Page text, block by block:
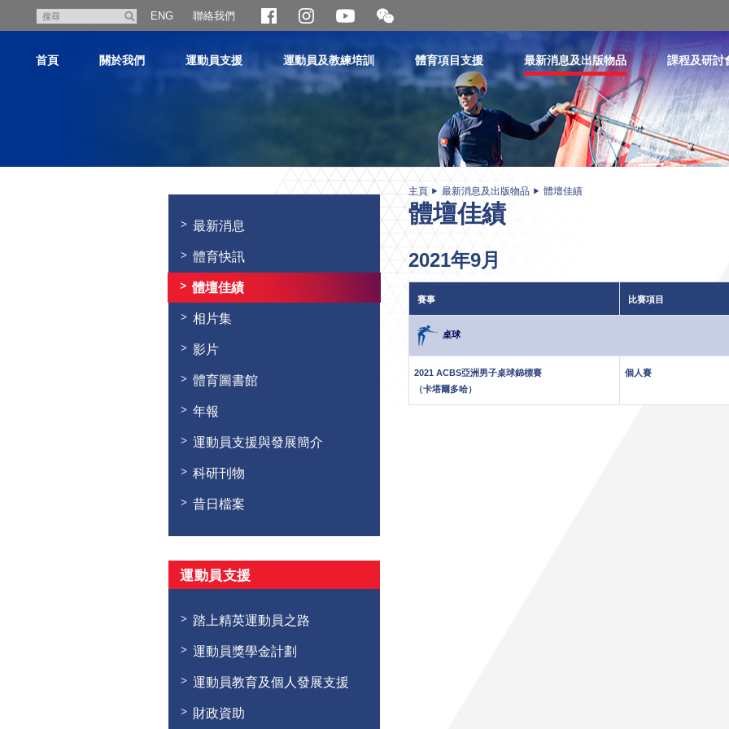
尋
ENG 聯絡我們
開
合
二
維
首頁 關於我們 運動員支援 運動員及教練培訓 體育項目支援 最新消息及出版物品 課程及研討
最新消息
體育快訊
體壇佳績
相片集
影片
體育圖書館
年報
運動員支援與發展簡介
科研刊物
昔日檔案
運動員支援
踏上精英運動員之路
運動員獎學金計劃
運動員教育及個人發展支援
財政資助
主頁 最新消息及出版物品 體壇佳績
體壇佳績
2021年9月
賽事 比賽項目
桌球
2021 ACBS亞洲男子桌球錦標賽
（卡塔爾多哈）
個人賽